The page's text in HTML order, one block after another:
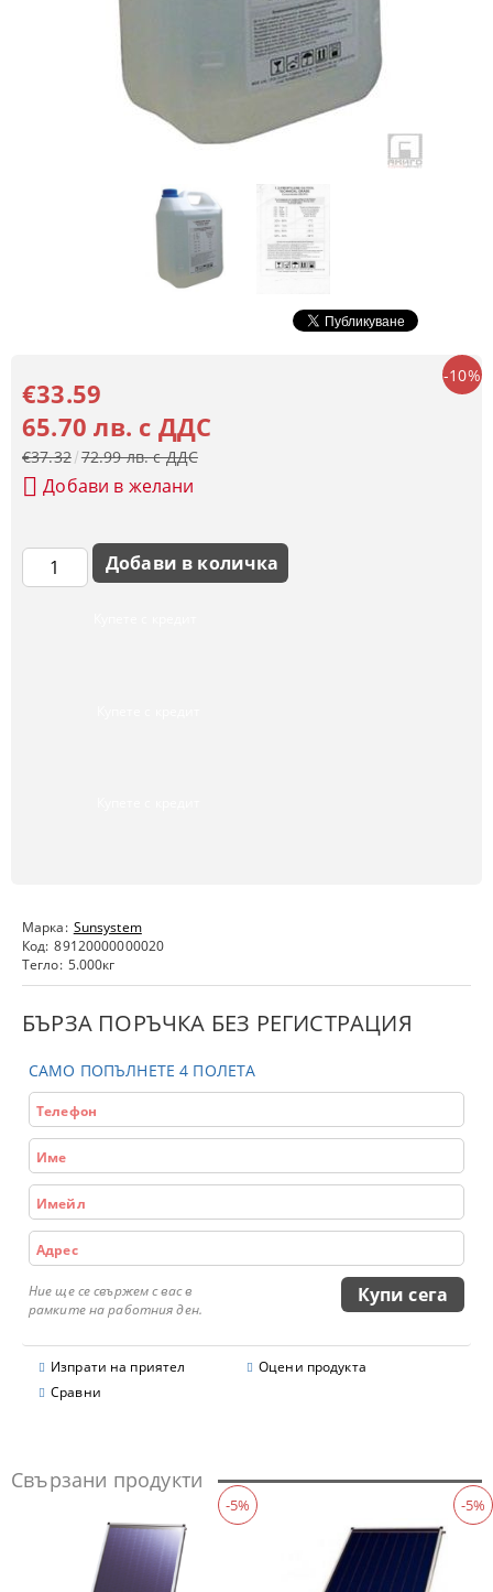
Марка: Sunsystem
Код: 89120000000020
Тегло: 5.000кг
БЪРЗА ПОРЪЧКА БЕЗ РЕГИСТРАЦИЯ
САМО ПОПЪЛНЕТЕ 4 ПОЛЕТА
Ние ще се свържем с вас в
рамките на работния ден.
Изпрати на приятел
Оцени продукта
Сравни
-10%
€33.59
65.70 лв. с ДДС
€37.32 72.99 лв. с ДДС
Добави в желани
Свързани продукти
-5% -5%